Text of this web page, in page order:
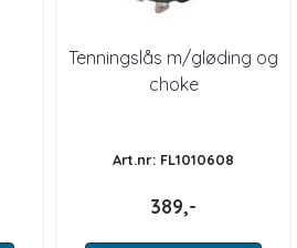
Tenningslås m/gløding og
choke
Art.nr: FL1010608
389,-